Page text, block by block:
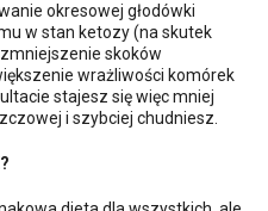
okresowej głodówki
w stan ketozy (na skutek
skoków
wrażliwości komórek
stajesz się więc mniej
i szybciej chudniesz.